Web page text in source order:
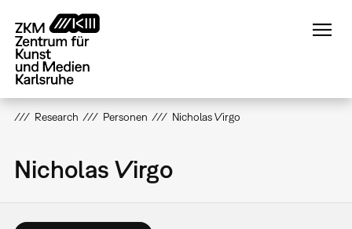
zum
Inhalt
Research Personen Nicholas Virgo
Nicholas Virgo